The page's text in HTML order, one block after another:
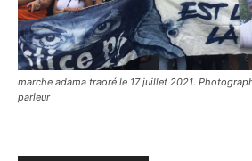
marche adama traoré le 17 juillet 2021.
parleur